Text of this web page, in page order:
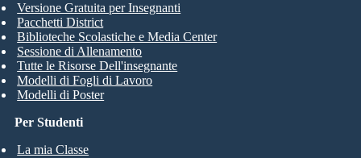
Per Studenti
La mia Classe
Versione Gratuita per Insegnanti
Pacchetti District
Biblioteche Scolastiche e Media Center
Sessione di Allenamento
Tutte le Risorse Dell'insegnante
Modelli di Fogli di Lavoro
Modelli di Poster